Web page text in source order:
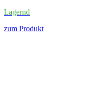
Lagernd
zum Produkt